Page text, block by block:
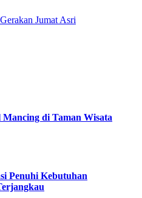
Jumat Asri
di Taman Wisata
Penuhi Kebutuhan